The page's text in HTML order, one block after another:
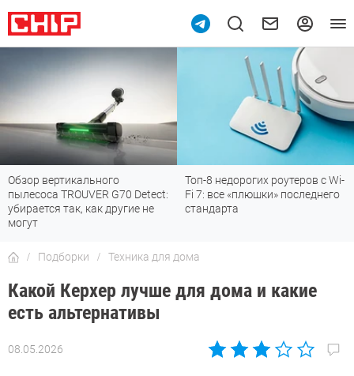
Обзор вертикального
пылесоса TROUVER G70 Detect:
убирается так, как другие не
могут
Топ-8 недорогих роутеров с Wi-
Fi 7: все «плюшки» последнего
стандарта
Подборки Техника для дома
Какой Керхер лучше для дома и какие
есть альтернативы
08.05.2026
Автор: